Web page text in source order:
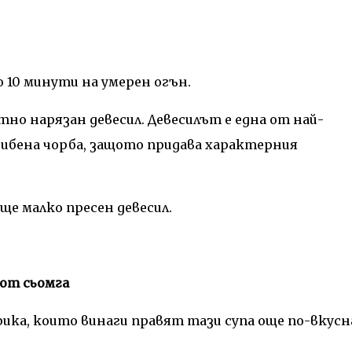
минути на умерен огън.
нарязан девесил. Девесилът е една от най-
чорба, защото придава характерния
малко пресен девесил.
сьомга
които винаги правят тази супа още по-